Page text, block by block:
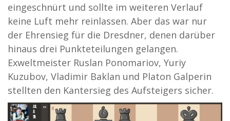
eingeschnürt und sollte im weiteren Verlauf
keine Luft mehr reinlassen. Aber das war nur
der Ehrensieg für die Dresdner, denen darüber
hinaus drei Punkteteilungen gelangen.
Exweltmeister Ruslan Ponomariov, Yuriy
Kuzubov, Vladimir Baklan und Platon Galperin
stellten den Kantersieg des Aufsteigers sicher.